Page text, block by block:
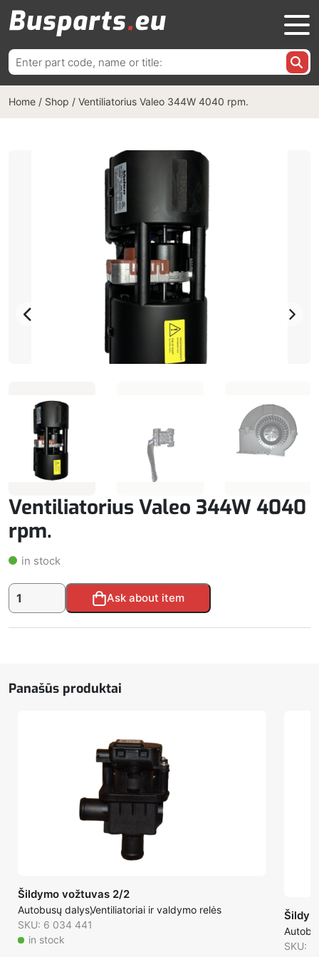
Ieškoti:
Home / Shop / Ventiliatorius Valeo 344W 4040 rpm.
Ventiliatorius Valeo 344W 4040
rpm.
in stock
produkto
kiekis:
rpm.
Ask about item
Alternative:
Panašūs produktai
Šildymo vožtuvas 2/2
Autobusų dalysVentiliatoriai ir valdymo relės
SKU: 6 034 441
in stock
SKU: